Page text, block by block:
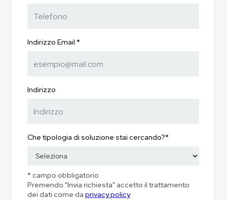
Indirizzo Email *
Indirizzo
Che tipologia di soluzione stai cercando?*
* campo obbligatorio
Premendo "Invia richiesta" accetto il trattamento
dei dati come daprivacy policy